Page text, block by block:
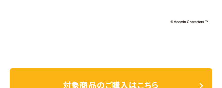
対象商品のご購入はこちら